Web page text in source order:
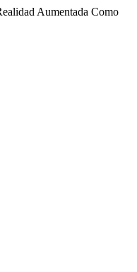
Aumentada Como